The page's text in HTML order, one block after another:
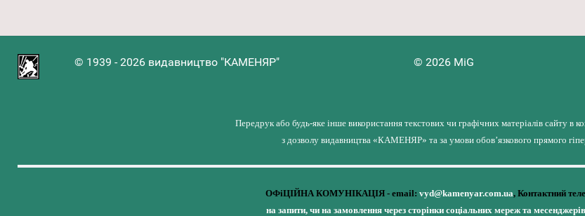
© 1939 - 2026 видавництво "КАМЕНЯР" © 2026 MiG
Передрук або будь-яке інше використання текстових чи графічних матеріалів сайту в
з дозволу видавництва «КАМЕНЯР» та за умови обов’язкового прямого
ОФіЦІЙНА КОМУНІКАЦІЯ - email: vyd@kamenyar.com.ua, Контактний
на запити, чи на замовлення через сторінки соціальних мереж та